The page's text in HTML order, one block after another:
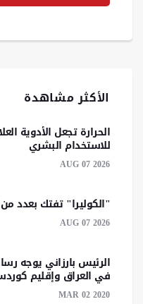
الأكثر مشاهدة
الحرارة تجعل الأدوية
للاستخدام البشري
AUG 07 2026
"الكوليرا" تفتك بعدد
AUG 07 2026
الرئیس بارزاني يوجه
في العراق وإقليم
MAR 02 2020